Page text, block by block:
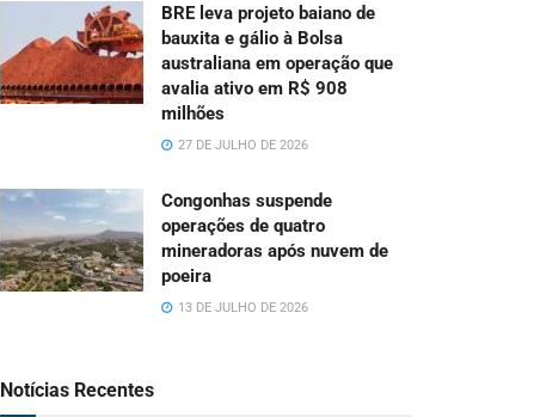
BRE leva projeto baiano de
bauxita e gálio à Bolsa
australiana em operação que
avalia ativo em R$ 908
milhões
27 DE JULHO DE 2026
Congonhas suspende
operações de quatro
mineradoras após nuvem de
poeira
13 DE JULHO DE 2026
Notícias Recentes